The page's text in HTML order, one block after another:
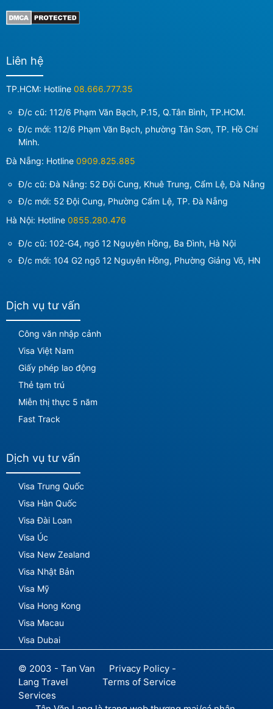
Liên hệ
TP.HCM: Hotline 08.666.777.35
Đ/c cũ: 112/6 Phạm Văn Bạch, P.15, Q.Tân Bình, TP.HCM.
Đ/c mới: 112/6 Phạm Văn Bạch, phường Tân Sơn, TP. Hồ Chí
Minh.
Đà Nẵng: Hotline 0909.825.885
Đ/c cũ: Đà Nẵng: 52 Đội Cung, Khuê Trung, Cẩm Lệ, Đà Nẵng
Đ/c mới: 52 Đội Cung, Phường Cẩm Lệ, TP. Đà Nẵng
Hà Nội: Hotline 0855.280.476
Đ/c cũ: 102-G4, ngõ 12 Nguyên Hồng, Ba Đình, Hà Nội
Đ/c mới: 104 G2 ngõ 12 Nguyên Hồng, Phường Giảng Võ, HN
Dịch vụ tư vấn
Công văn nhập cảnh
Visa Việt Nam
Giấy phép lao động
Thẻ tạm trú
Miễn thị thực 5 năm
Fast Track
Dịch vụ tư vấn
Visa Trung Quốc
Visa Hàn Quốc
Visa Đài Loan
Visa Úc
Visa New Zealand
Visa Nhật Bản
Visa Mỹ
Visa Hong Kong
Visa Macau
Visa Dubai
© 2003 - Tan Van
Lang Travel
Services
Privacy Policy -
Terms of Service